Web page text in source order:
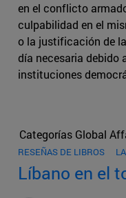
en el conflicto
culpabilidad en el
o la justificación de
día necesaria debido
instituciones
Categorías Global
RESEÑAS DE LIBROS
Líbano en el